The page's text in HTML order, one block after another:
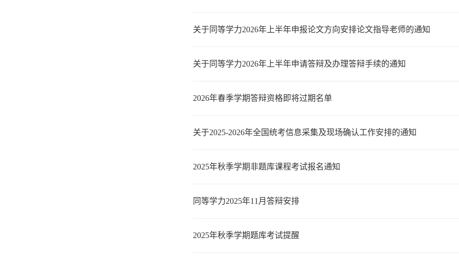
关于同等学力2026年上半年申报论文方向安排论文指导老师的通知
关于同等学力2026年上半年申请答辩及办理答辩手续的通知
2026年春季学期答辩资格即将过期名单
关于2025-2026年全国统考信息采集及现场确认工作安排的通知
2025年秋季学期非题库课程考试报名通知
同等学力2025年11月答辩安排
2025年秋季学期题库考试提醒